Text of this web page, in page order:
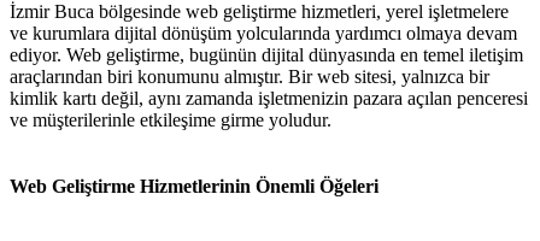
İzmir Buca bölgesinde web geliştirme hizmetleri, yerel işletmelere
ve kurumlara dijital dönüşüm yolcularında yardımcı olmaya devam
ediyor. Web geliştirme, bugünün dijital dünyasında en temel iletişim
araçlarından biri konumunu almıştır. Bir web sitesi, yalnızca bir
kimlik kartı değil, aynı zamanda işletmenizin pazara açılan penceresi
ve müşterilerinle etkileşime girme yoludur.
Web Geliştirme Hizmetlerinin Önemli Öğeleri